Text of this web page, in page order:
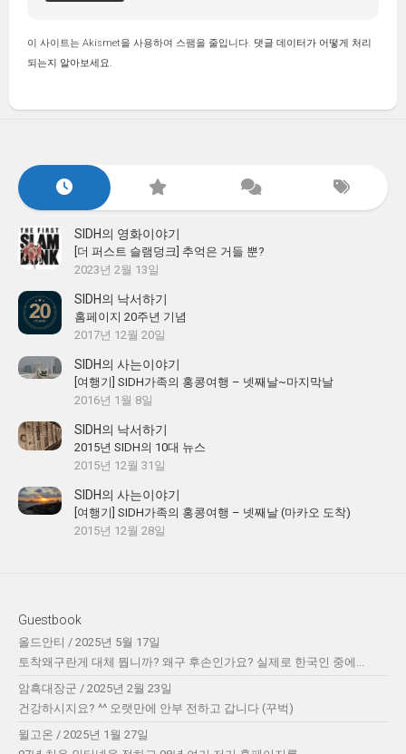
이 사이트는 Akismet을 사용하여 스팸을 줄입니다. 댓글 데이터가 어떻게 처리
되는지 알아보세요.
SIDH의 영화이야기
[더 퍼스트 슬램덩크] 추억은 거들 뿐?
2023년 2월 13일
SIDH의 낙서하기
홈페이지 20주년 기념
2017년 12월 20일
SIDH의 사는이야기
[여행기] SIDH가족의 홍콩여행 – 넷째날~마지막날
2016년 1월 8일
SIDH의 낙서하기
2015년 SIDH의 10대 뉴스
2015년 12월 31일
SIDH의 사는이야기
[여행기] SIDH가족의 홍콩여행 – 넷째날 (마카오 도착)
2015년 12월 28일
Guestbook
올드안티 / 2025년 5월 17일
토착왜구란게 대체 뭡니까? 왜구 후손인가요? 실제로 한국인 중에...
암흑대장군 / 2025년 2월 23일
건강하시지요? ^^ 오랫만에 안부 전하고 갑니다 (꾸벅)
윌고온 / 2025년 1월 27일